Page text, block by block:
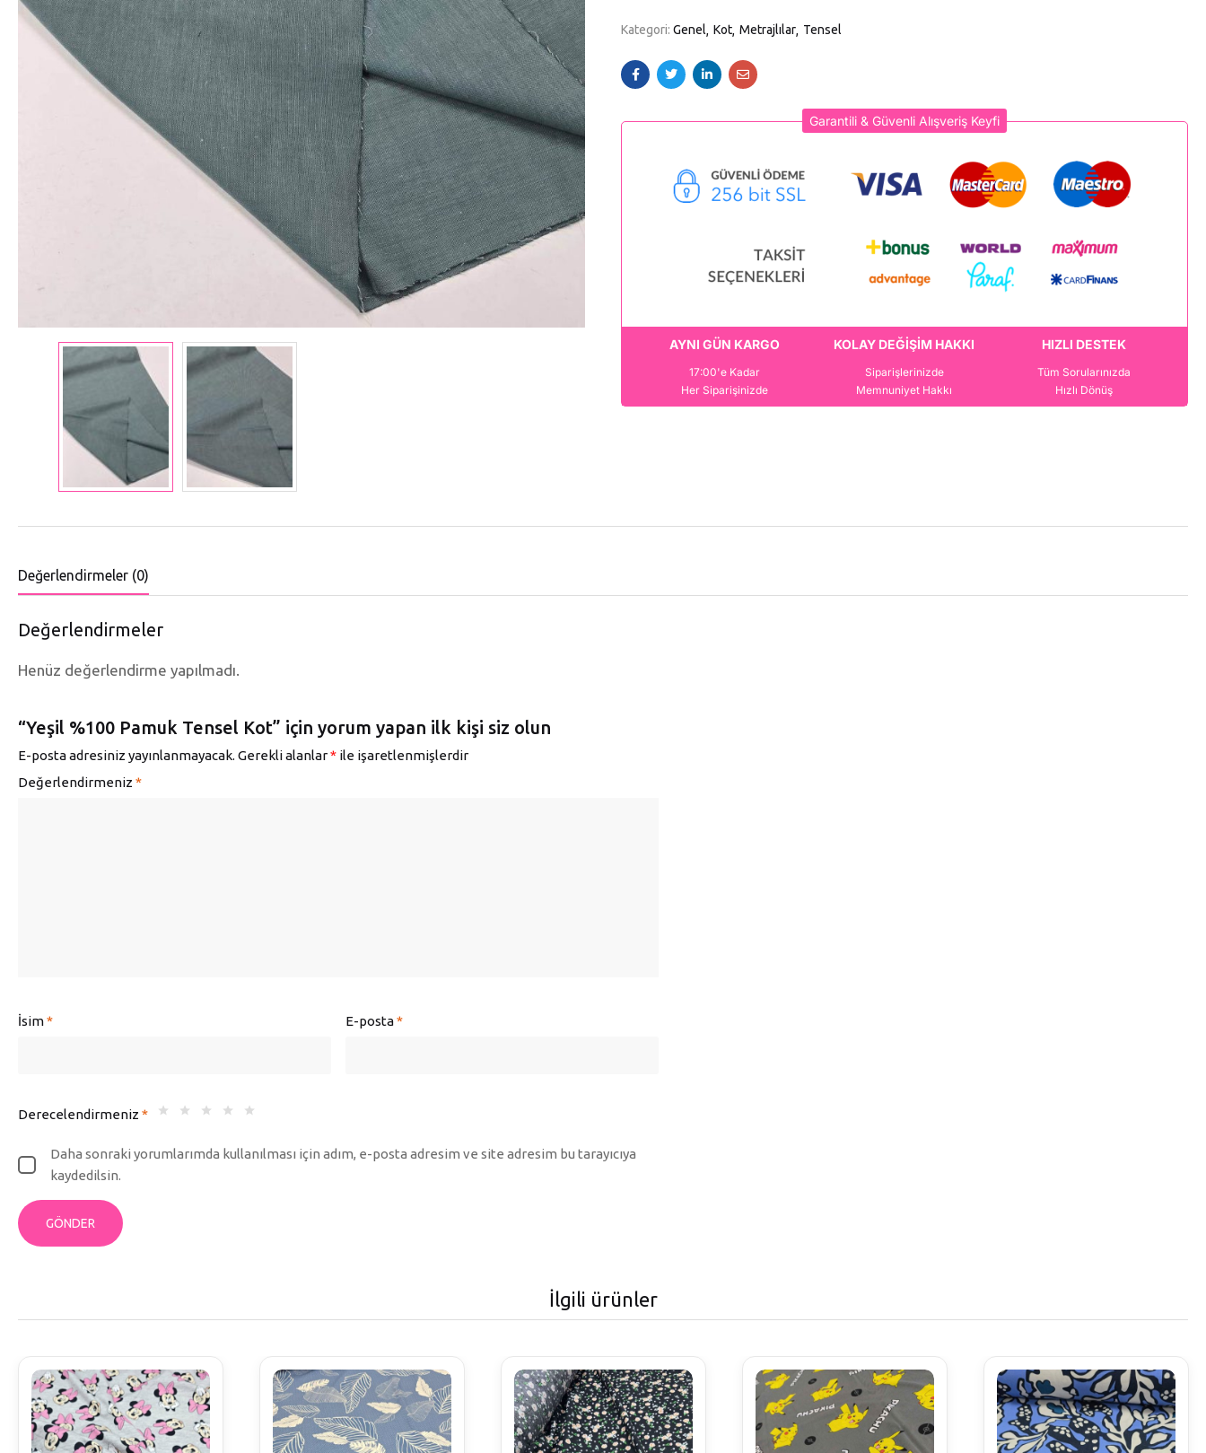
Kategori: Genel Kot Metrajlılar Tensel
Garantili & Güvenli Alışveriş Keyfi
AYNI GÜN KARGO
17:00'e Kadar
Her Siparişinizde
KOLAY DEĞİŞİM HAKKI
Siparişlerinizde
Memnuniyet Hakkı
HIZLI DESTEK
Tüm Sorularınızda
Hızlı Dönüş
Değerlendirmeler (0)
Değerlendirmeler
Henüz değerlendirme yapılmadı.
“Yeşil %100 Pamuk Tensel Kot” için yorum yapan ilk kişi siz olun
E-posta adresiniz yayınlanmayacak. Gerekli alanlar* ile işaretlenmişlerdir
İsim* E-posta*
Derecelendirmeniz *
Değerlendirmeniz *
Daha sonraki yorumlarımda kullanılması için adım, e-posta adresim ve site adresim bu tarayıcıya
kaydedilsin.
İlgili ürünler